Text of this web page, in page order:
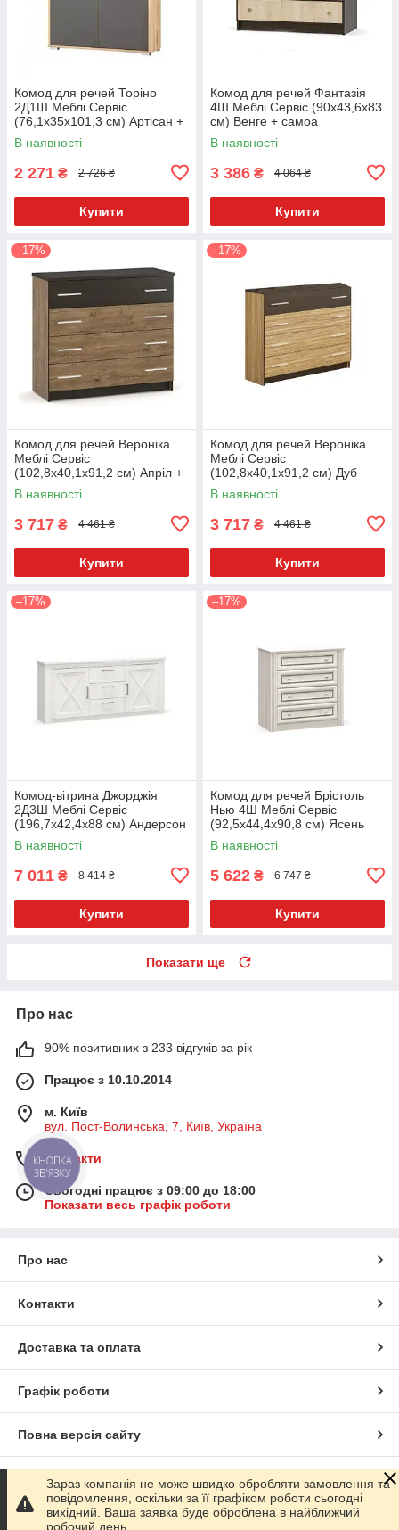
Комод для речей Торіно
2Д1Ш Меблі Сервіс
(76,1х35х101,3 см) Артісан +
сірий
В наявності
2 271 ₴ 2 726 ₴
Купити
Комод для речей Фантазія
4Ш Меблі Сервіс (90х43,6х83
см) Венге + самоа
В наявності
3 386 ₴ 4 064 ₴
Купити
–17%
Комод для речей Вероніка
Меблі Сервіс
(102,8х40,1х91,2 см) Апріл +
венге
В наявності
3 717 ₴ 4 461 ₴
Купити
–17%
Комод для речей Вероніка
Меблі Сервіс
(102,8х40,1х91,2 см) Дуб
самоа + венге
В наявності
3 717 ₴ 4 461 ₴
Купити
–17%
Комод-вітрина Джорджія
2Д3Ш Меблі Сервіс
(196,7х42,4х88 см) Андерсон
В наявності
7 011 ₴ 8 414 ₴
Купити
–17%
Комод для речей Брістоль
Нью 4Ш Меблі Сервіс
(92,5х44,4х90,8 см) Ясень
білий
В наявності
5 622 ₴ 6 747 ₴
Купити
Показати ще
Про нас
90% позитивних з 233 відгуків за рік
Працює з 10.10.2014
м. Київ
вул. Пост-Волинська, 7, Київ, Україна
Контакти
Сьогодні працює з 09:00 до 18:00
Показати весь графік роботи
Про нас
Контакти
Доставка та оплата
Графік роботи
Повна версія сайту
Сайт створено на маркетплейсі Prom.ua
Політика конфіденційності
Зараз компанія не може швидко обробляти замовлення та
повідомлення, оскільки за її графіком роботи сьогодні
вихідний. Ваша заявка буде оброблена в найближчий
робочий день.
КНОПКА
ЗВ'ЯЗКУ